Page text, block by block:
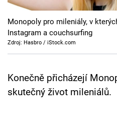
Pořady
TV Program
Sledujte prima+
Přihlášení
Monopoly pro mileniály, v
Instagram a couchsurfing
Zdroj: Hasbro / iStock.com
Konečně přicházejí
skutečný život mileniálů.